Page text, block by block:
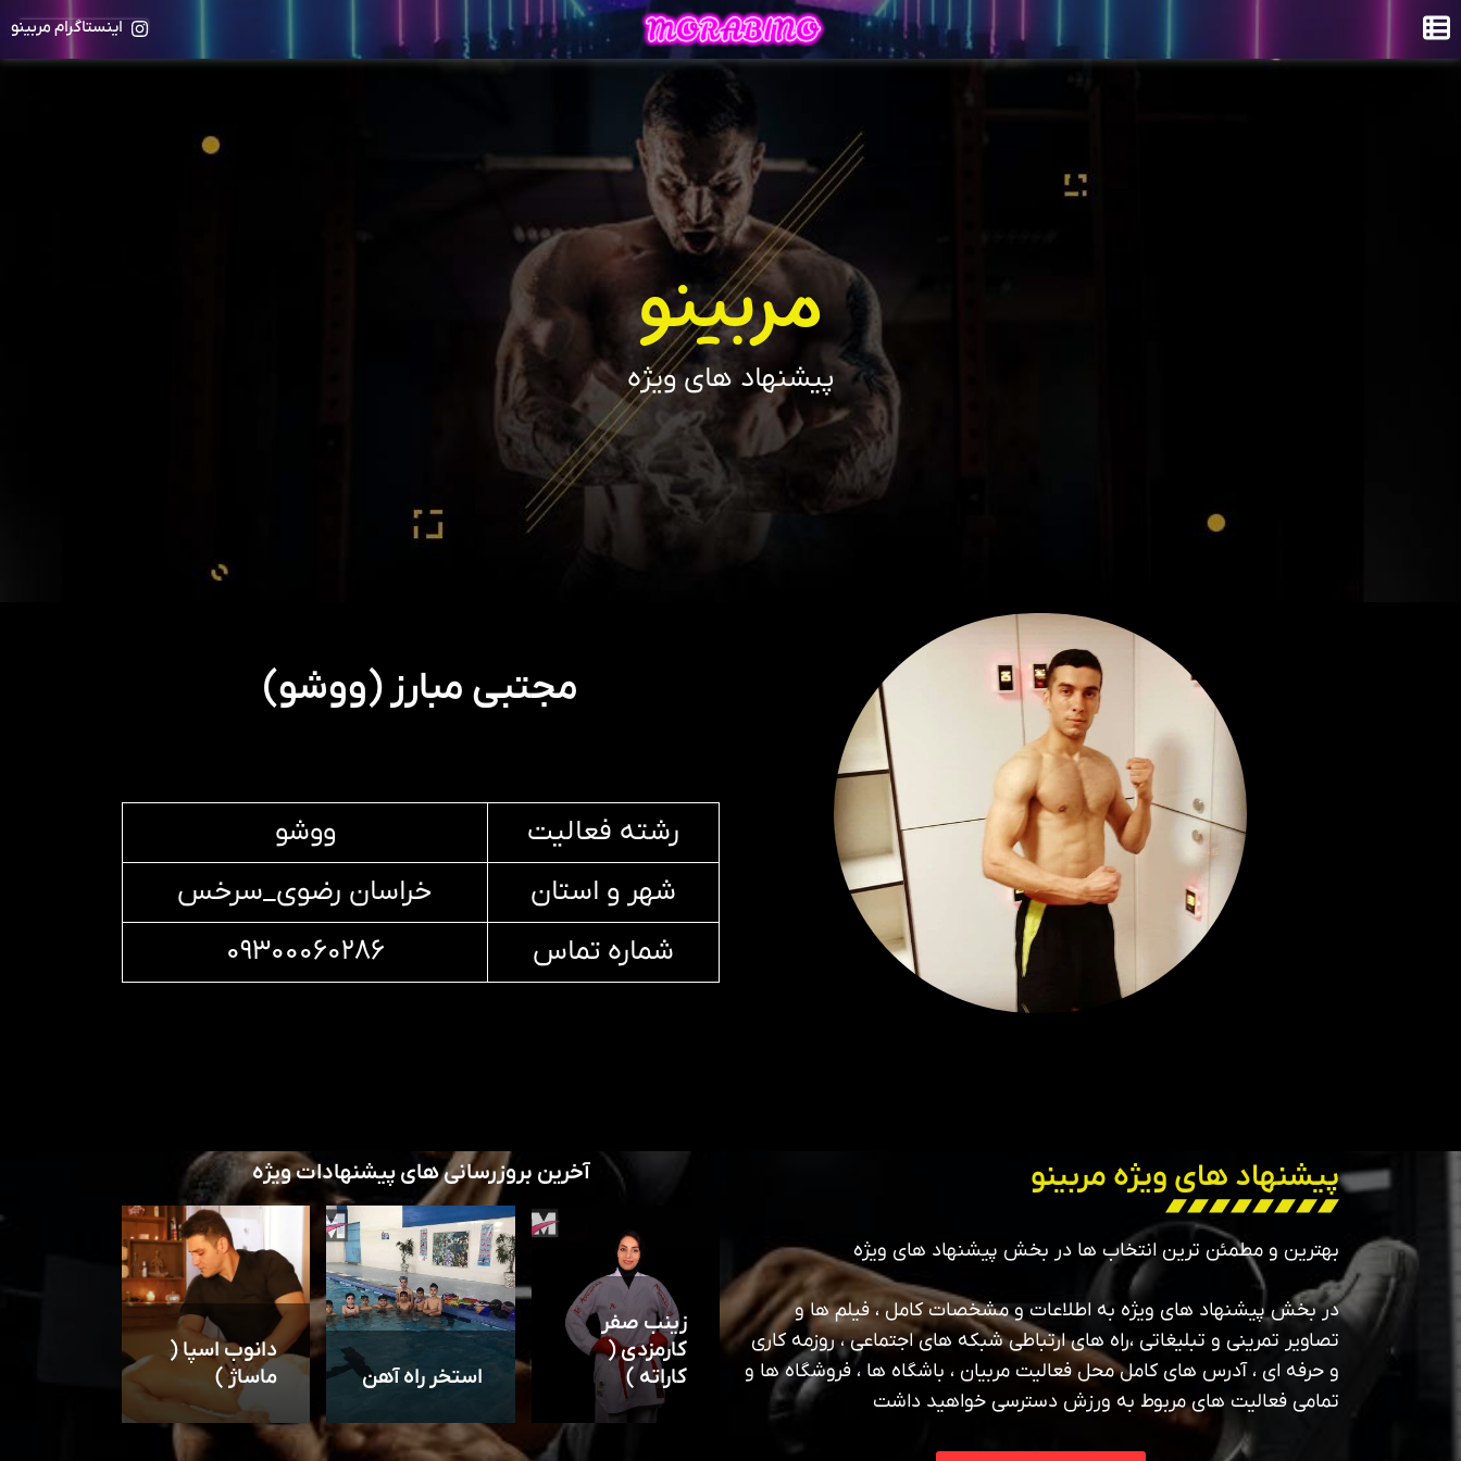
اینستاگرام مربینو
مربینو
پیشنهاد های ویژه
مجتبی مبارز (ووشو)
رشته فعالیت
ووشو
شهر و استان
خراسان رضوی_سرخس
شماره تماس
۰۹۳۰۰۰۶۰۲۸۶
پیشنهاد های ویژه مربینو
بهترین و مطمئن ترین انتخاب ها در بخش پیشنهاد های ویژه
در بخش پیشنهاد های ویژه به اطلاعات و مشخصات کامل ، فیلم ها و
تصاویر تمرینی و تبلیغاتی ،راه های ارتباطی شبکه های اجتماعی ، روزمه کاری
و حرفه ای ، آدرس های کامل محل فعالیت مربیان ، باشگاه ها ، فروشگاه ها و
تمامی فعالیت های مربوط به ورزش دسترسی خواهید داشت
آخرین بروزرسانی های پیشنهادات ویژه
زینب صفر
کارمزدی (
کاراته )
استخر راه آهن
دانوب اسپا (
ماساژ )